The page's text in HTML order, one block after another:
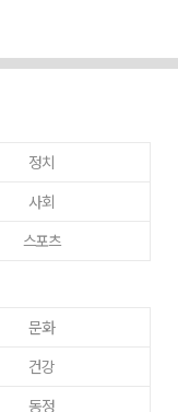
정치
사회
스포츠
문화
건강
동정